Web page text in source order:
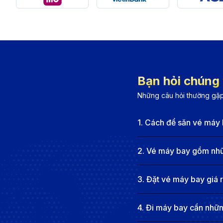
Hong Kong Express Airlines:Hãng hàng không
Cathay Pacific:Hãng hàng không quốc gia của
Hãng hàng không giá rẻ có trụ
Thông tin sân bay tại Đà Nẵng và
Sân bay quốc tế Đà Nẵng (Da Nang International
cả nước. Nằm cách trung tâm thành phố Đà Nẵng
Nẵng không chỉ phục vụ các chuyến bay trong
giới. Với cơ sở hạ tầng hiện đại và đầy đủ các dịch vụ
Thông tin về sân bay quốc tế Hàng Châu
Sân bay quốc tế Hàng Châu (Hangzhou Xiaoshan
Bạn hỏi
Những câu hỏi thường
1. Cách để săn vé máy
2. Vé máy bay gồm
3. Đặt vé máy bay giá
4. Đi máy bay cần